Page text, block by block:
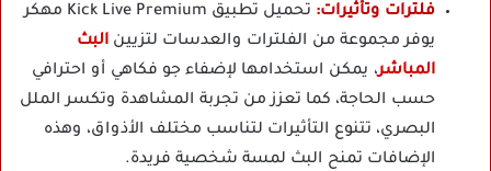
فلترات وتأثيرات:
تحميل تطبيق Kick Live Premium مهكر
يوفر مجموعة من الفلترات والعدسات لتزيين البث
المباشر، يمكن استخدامها لإضفاء جو فكاهي أو احترافي
حسب الحاجة، كما تعزز من تجربة المشاهدة وتكسر الملل
البصري، تتنوع التأثيرات لتناسب مختلف الأذواق، وهذه
الإضافات تمنح البث لمسة شخصية فريدة.